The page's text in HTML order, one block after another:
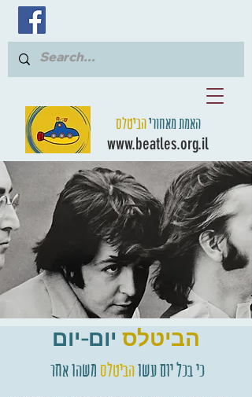
האמת מאחוריהביטלס
www.beatles.org.il
הביטלס יום-יום
כי בכל יום עשוהביטלסמשהו אחר